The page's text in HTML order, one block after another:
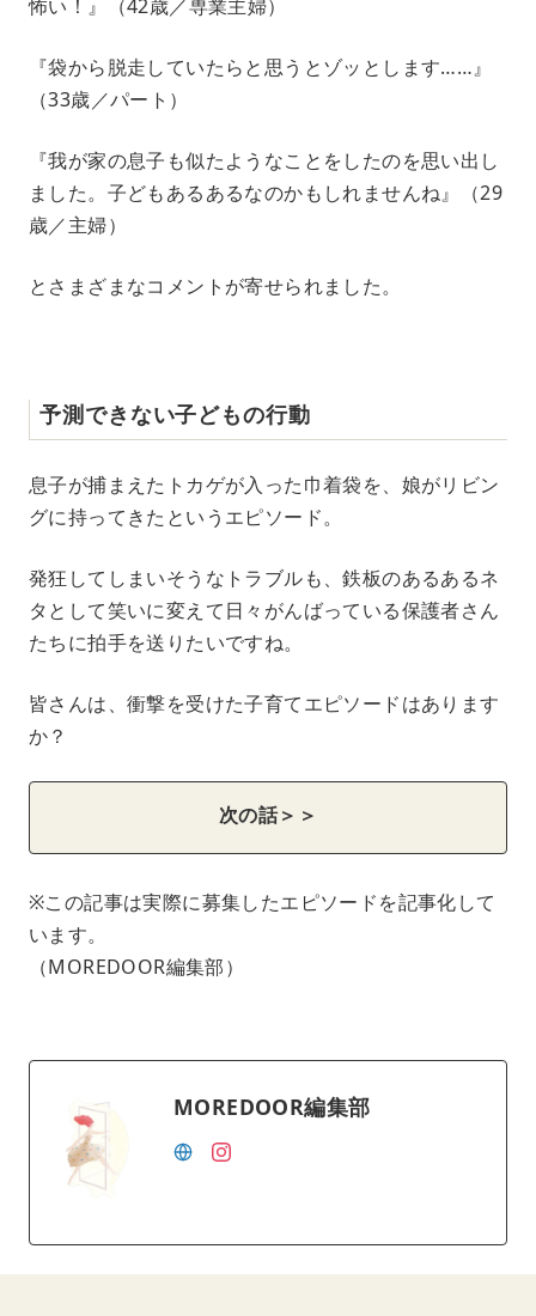
怖い！』（42歳／専業主婦）
『袋から脱走していたらと思うとゾッとします……』
（33歳／パート）
『我が家の息子も似たようなことをしたのを思い出し
ました。子どもあるあるなのかもしれませんね』（29
歳／主婦）
とさまざまなコメントが寄せられました。
予測できない子どもの行動
息子が捕まえたトカゲが入った巾着袋を、娘がリビン
グに持ってきたというエピソード。
発狂してしまいそうなトラブルも、鉄板のあるあるネ
タとして笑いに変えて日々がんばっている保護者さん
たちに拍手を送りたいですね。
皆さんは、衝撃を受けた子育てエピソードはあります
か？
次の話＞＞
※この記事は実際に募集したエピソードを記事化して
います。
（MOREDOOR編集部）
MOREDOOR編集部